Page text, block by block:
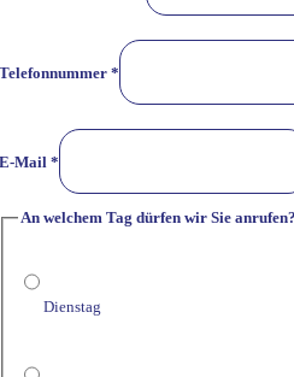
Telefonnummer*
E-Mail*
An welchem Tag dürfen wir Sie
Dienstag